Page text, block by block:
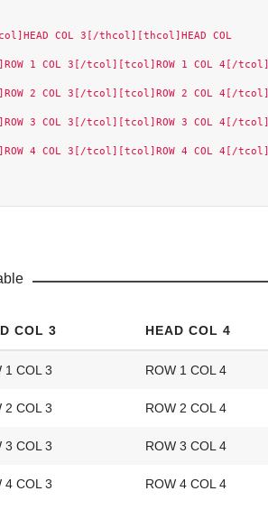
COL 3[/thcol][thcol]HEAD COL
1 COL 3[/tcol][tcol]ROW 1 COL 4[/tcol]
2 COL 3[/tcol][tcol]ROW 2 COL 4[/tcol]
3 COL 3[/tcol][tcol]ROW 3 COL 4[/tcol]
4 COL 3[/tcol][tcol]ROW 4 COL 4[/tcol]
COL 3 HEAD COL 4
1 COL 3 ROW 1 COL 4
2 COL 3 ROW 2 COL 4
3 COL 3 ROW 3 COL 4
4 COL 3 ROW 4 COL 4